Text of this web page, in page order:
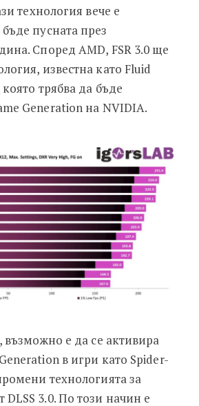
технология вече е
пусната през
Според AMD, FSR 3.0 ще
известна като Fluid
трябва да бъде
Generation на NVIDIA.
възможно е да се активира
в игри като Spider-
технологията за
3.0. По този начин е